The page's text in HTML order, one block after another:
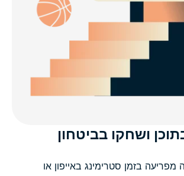
ושחקו בביטחון
בזמן סטרימינג באייפון או